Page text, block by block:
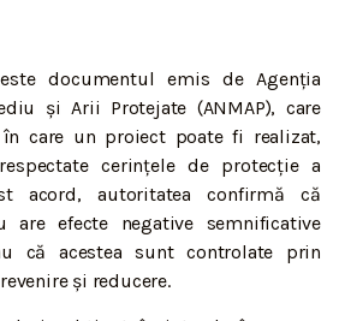
este documentul emis de Agenția
și Arii Protejate (ANMAP), care
care un proiect poate fi realizat,
cerințele de protecție a
acord, autoritatea confirmă că
are efecte negative semnificative
că acestea sunt controlate prin
și reducere.